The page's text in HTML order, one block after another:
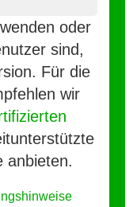
oder
sind,
Für die
wir
anbieten.